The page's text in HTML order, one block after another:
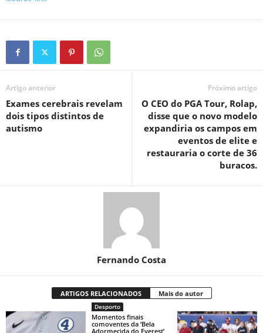
Artigo anterior
Exames cerebrais revelam
dois tipos distintos de
autismo
Próximo artigo
O CEO do PGA Tour, Rolap,
disse que o novo modelo
expandiria os campos em
eventos de elite e
restauraria o corte de 36
buracos.
Fernando Costa
ARTIGOS RELACIONADOS Mais do autor
Desporto
Momentos finais
comoventes da ‘Bela
Adormecida do Everest’,